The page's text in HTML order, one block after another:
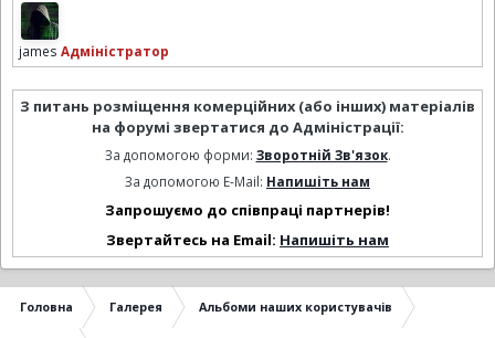
james Адміністратор
З питань розміщення комерційних (або інших) матеріалів
на форумі звертатися до Адміністрації:
За допомогою форми: Зворотній Зв'язок.
За допомогою E-Mail: Напишіть нам
Запрошуємо до співпраці партнерів!
Звертайтесь на Email: Напишіть нам
Головна Галерея Альбоми наших користувачів